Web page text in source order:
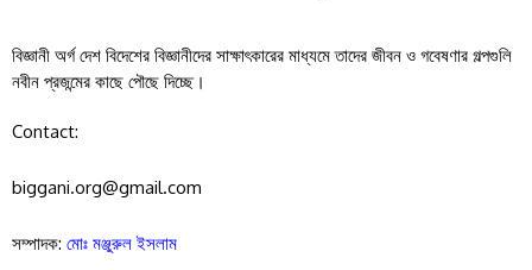
বিজ্ঞানী অর্গ দেশ বিদেশের বিজ্ঞানীদের সাক্ষাৎকারের মাধ্যমে তাদের জীবন ও গবেষণার গল্পগুলি
নবীন প্রজন্মের কাছে পৌছে দিচ্ছে।
Contact:
biggani.org@gmail.com
সম্পাদক: মোঃ মঞ্জুরুল ইসলাম